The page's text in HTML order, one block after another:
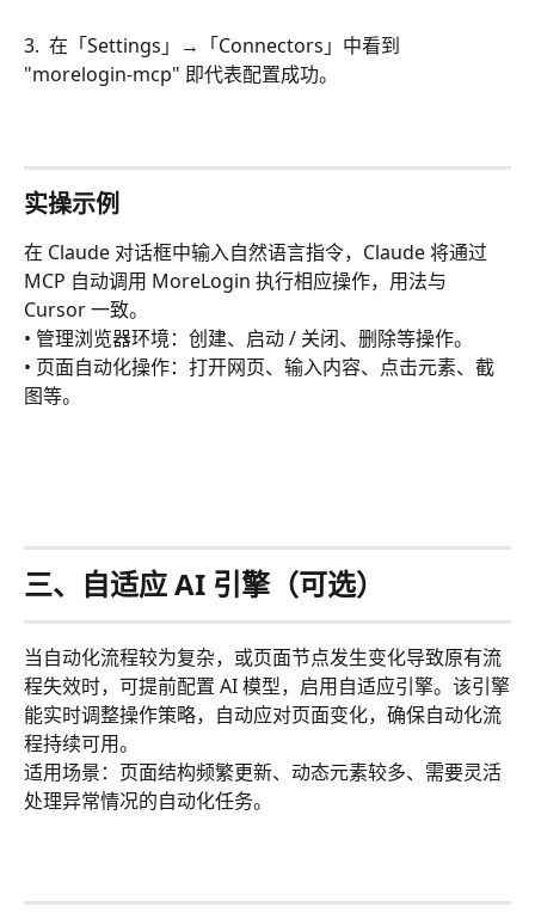
3.  在「Settings」→「Connectors」中看到
"morelogin-mcp" 即代表配置成功。
实操示例
在 Claude 对话框中输入自然语言指令，Claude 将通过
MCP 自动调用 MoreLogin 执行相应操作，用法与
Cursor 一致。
• 管理浏览器环境：创建、启动 / 关闭、删除等操作。
• 页面自动化操作：打开网页、输入内容、点击元素、截
图等。
三、自适应 AI 引擎（可选）
当自动化流程较为复杂，或页面节点发生变化导致原有流
程失效时，可提前配置 AI 模型，启用自适应引擎。该引擎
能实时调整操作策略，自动应对页面变化，确保自动化流
程持续可用。
适用场景：页面结构频繁更新、动态元素较多、需要灵活
处理异常情况的自动化任务。